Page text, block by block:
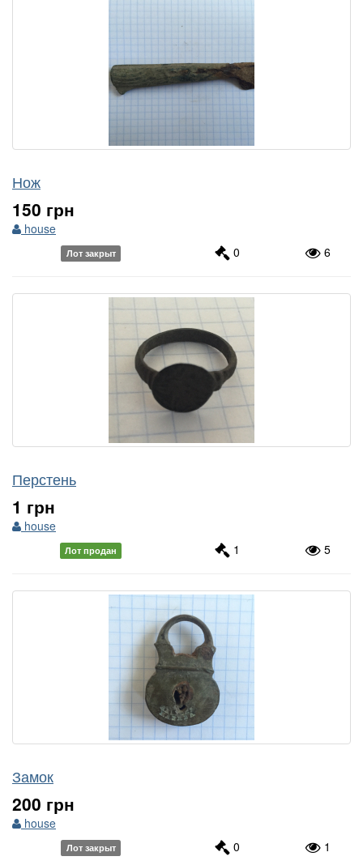
Нож
150 грн
house
Лот закрыт 0 6
Перстень
1 грн
house
Лот продан 1 5
Замок
200 грн
house
Лот закрыт 0 1